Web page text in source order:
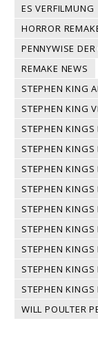
ES VERFILMUNG
HORROR
PENNYWISE DER
REMAKE NEWS
STEPHEN KING
STEPHEN KING
STEPHEN
STEPHEN KINGS
STEPHEN KINGS
STEPHEN KINGS
STEPHEN
STEPHEN
STEPHEN KINGS
STEPHEN KINGS
STEPHEN KINGS
WILL POULTER